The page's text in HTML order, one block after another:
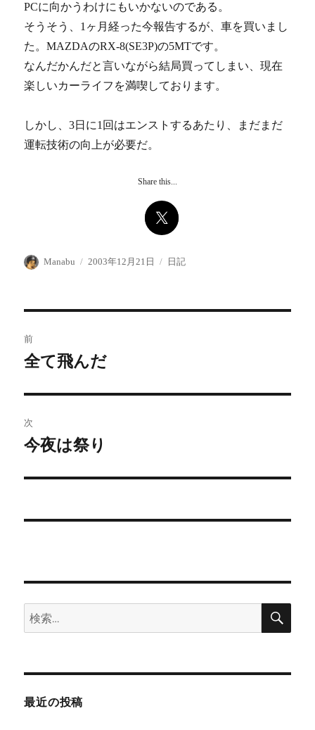
PCに向かうわけにもいかないのである。
そうそう、1ヶ月経った今報告するが、車を買いまし
た。MAZDAのRX-8(SE3P)の5MTです。
なんだかんだと言いながら結局買ってしまい、現在
楽しいカーライフを満喫しております。
しかし、3日に1回はエンストするあたり、まだまだ
運転技術の向上が必要だ。
Share this...
投
Manabu
投
2003年12月21日
カ
日記
稿
ビ
ゲ
ー
前
前
投
稿:
全て飛んだ
次
次
投
今夜は祭り
検
索:
検
最近の投稿